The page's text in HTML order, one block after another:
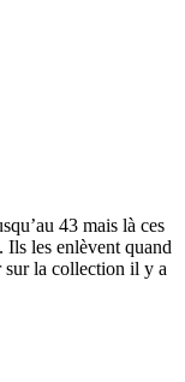
43 mais là ces
Ils les enlèvent quand
sur la collection il y a